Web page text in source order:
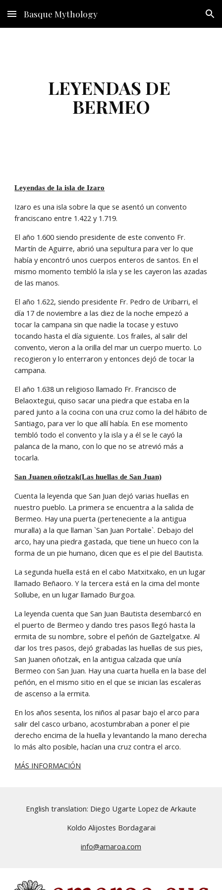
Skip to main content Skip to navigation
Basque Mythology
LEYENDAS DE
BERMEO
Leyendas de la isla de Izaro
Izaro es una isla sobre la que se asentó un convento
franciscano entre 1.422 y 1.719.
El año 1.600 siendo presidente de este convento Fr.
Martín de Aguirre, abrió una sepultura para ver lo que
había y encontró unos cuerpos enteros de santos. En el
mismo momento tembló la isla y se les cayeron las azadas
de las manos.
El año 1.622, siendo presidente Fr. Pedro de Uribarri, el
día 17 de noviembre a las diez de la noche empezó a
tocar la campana sin que nadie la tocase y estuvo
tocando hasta el día siguiente. Los frailes, al salir del
convento, vieron a la orilla del mar un cuerpo muerto. Lo
recogieron y lo enterraron y entonces dejó de tocar la
campana.
El año 1.638 un religioso llamado Fr. Francisco de
Belaoxtegui, quiso sacar una piedra que estaba en la
pared junto a la cocina con una cruz como la del hábito de
Santiago, para ver lo que allí había. En ese momento
tembló todo el convento y la isla y a él se le cayó la
palanca de la mano, con lo que no se atrevió más a
tocarla.
San Juanen oñotzak(Las huellas de San Juan)
Cuenta la leyenda que San Juan dejó varias huellas en
nuestro pueblo. La primera se encuentra a la salida de
Bermeo. Hay una puerta (perteneciente a la antigua
muralla) a la que llaman `San Juan Portalie`. Debajo del
arco, hay una piedra gastada, que tiene un hueco con la
forma de un pie humano, dicen que es el pie del Bautista.
La segunda huella está en el cabo Matxitxako, en un lugar
llamado Beñaoro. Y la tercera está en la cima del monte
Sollube, en un lugar llamado Burgoa.
La leyenda cuenta que San Juan Bautista desembarcó en
el puerto de Bermeo y dando tres pasos llegó hasta la
ermita de su nombre, sobre el peñón de Gaztelgatxe. Al
dar los tres pasos, dejó grabadas las huellas de sus pies,
San Juanen oñotzak, en la antigua calzada que unía
Bermeo con San Juan. Hay una cuarta huella en la base del
peñón, en el mismo sitio en el que se inician las escaleras
de ascenso a la ermita.
En los años sesenta, los niños al pasar bajo el arco para
salir del casco urbano, acostumbraban a poner el pie
derecho encima de la huella y levantando la mano derecha
lo más alto posible, hacían una cruz contra el arco.
MÁS INFORMACIÓN
English translation: Diego Ugarte Lopez de Arkaute
Koldo Alijostes Bordagarai
info@amaroa.com